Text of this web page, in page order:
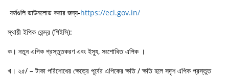
ফর্মগুলি ডাউনলোড করার জন্য-https://eci.gov.in/
স্থায়ী ইপিক কেন্দ্র (পিইসি):
ক। নতুন এপিক প্রস্তুতকরণ এবং ইস্যু, সংশোধিত এপিক ।
খ। ২৫/ – টাকা পরিশোধের ক্ষেত্রে পূর্বের এপিকের ক্ষতি / ক্ষতি হলে সদৃশ এপিক প্রস্তুত